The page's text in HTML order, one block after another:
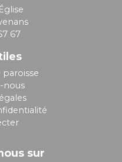
67
nous
sur